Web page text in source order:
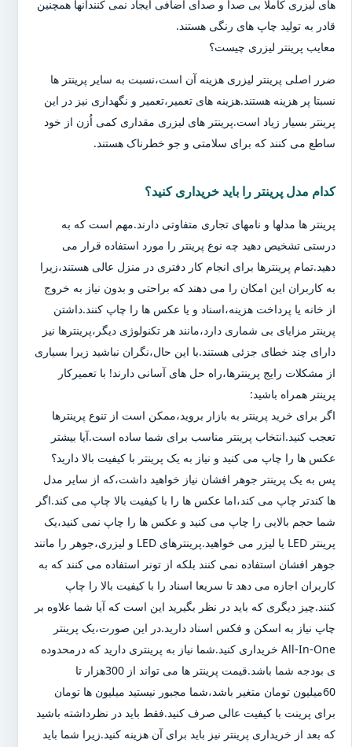
های لیزری کاملا بی صدا و صدای اضافی ایجاد نمی کنندآنها همچنین
قادر به تولید چاپ های رنگی هستند.
معایب پرینتر لیزری چیست؟
ضرر اصلی پرینتر لیزری هزینه آن است،نسبت به سایر پرینتر ها
نسبتا پر هزینه هستند.هزینه های تعمیر،تعمیر و نگهداری نیز در این
پرینتر بسیار زیاد است.پرینتر های لیزری مقداری کمی اُزن از خود
ساطع می کنند که برای سلامتی و جو خطرناک هستند.
کدام مدل پرینتر را باید خریداری کنید؟
پرینتر ها مدلها و نامهای تجاری متفاوتی دارند.مهم است که به
درستی تشخیص دهید چه نوع پرینتر را مورد استفاده قرار می
دهید.تمام پرینترها برای انجام کار دفتری در منزل عالی هستند،زیرا
به کاربران این امکان را می دهند که براحتی و بدون نیاز به خروج
از خانه یا پرداخت هزینه،اسناد و یا عکس ها را چاپ کنند.داشتن
پرینتر مزایای بی شماری دارد،مانند هر تکنولوژی دیگر،پرینترها نیز
دارای چند خطای جزئی هستند.با این حال،نگران نباشید زیرا بسیاری
از مشکلات رایج پرینترها،راه حل های آسانی دارند! با تعمیرکار
پرینتر همراه باشید:
اگر برای خرید پرینتر به بازار بروید،ممکن است از تنوع پرینترها
تعجب کنید.انتخاب پرینتر مناسب برای شما ساده است.آیا بیشتر
عکس ها را چاپ می کنید و نیاز به یک پرینتر با کیفیت بالا دارید؟
پس به یک پرینتر جوهر افشان نیاز خواهید داشت،که از سایر مدل
ها کندتر چاپ می کند،اما عکس ها را با کیفیت بالا چاپ می کند.اگر
شما حجم بالایی را چاپ می کنید و عکس ها را چاپ نمی کنید،یک
پرینتر LED یا لیزر می خواهید.پرینترهای LED و لیزری،جوهر را مانند
جوهر افشان استفاده نمی کنند بلکه از تونر استفاده می کنند که به
کاربران اجازه می دهد تا سریعا اسناد را با کیفیت بالا را چاپ
کنند.چیز دیگری که باید در نظر بگیرید این است که آیا شما علاوه بر
چاپ نیاز به اسکن و فکس اسناد دارید.در این صورت،یک پرینتر
All-In-One خریداری کنید.شما نیاز به پرینتری دارید که درمحدوده
ی بودجه شما باشد.قیمت پرینتر ها می تواند از 300هزار تا
60میلیون تومان متغیر باشد،شما مجبور نیستید میلیون ها تومان
برای پرینت با کیفیت عالی صرف کنید.فقط باید در نظرداشته باشید
که بعد از خریداری پرینتر نیز باید برای آن هزینه کنید.زیرا شما باید